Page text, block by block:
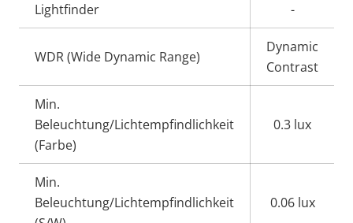
Lightfinder -
WDR (Wide Dynamic Range)
Dynamic
Contrast
Min.
Beleuchtung/Lichtempfindlichkeit
(Farbe)
0.3 lux
Min.
Beleuchtung/Lichtempfindlichkeit
0.06 lux